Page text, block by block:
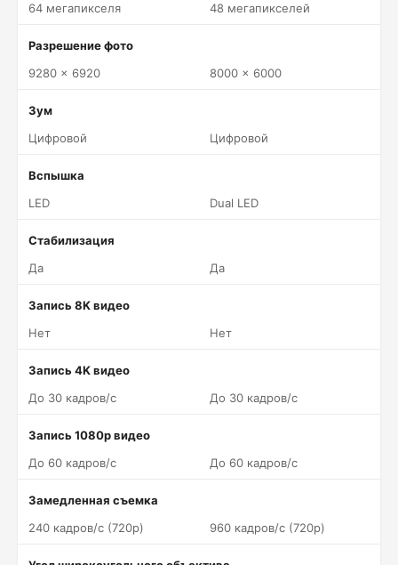
64 мегапикселя
48 мегапикселей
Разрешение фото
9280 x 6920
8000 x 6000
Зум
Цифровой
Цифровой
Вспышка
LED
Dual LED
Стабилизация
Да
Да
Запись 8K видео
Нет
Нет
Запись 4K видео
До 30 кадров/c
До 30 кадров/c
Запись 1080p видео
До 60 кадров/c
До 60 кадров/c
Замедленная съемка
240 кадров/c (720p)
960 кадров/c (720p)